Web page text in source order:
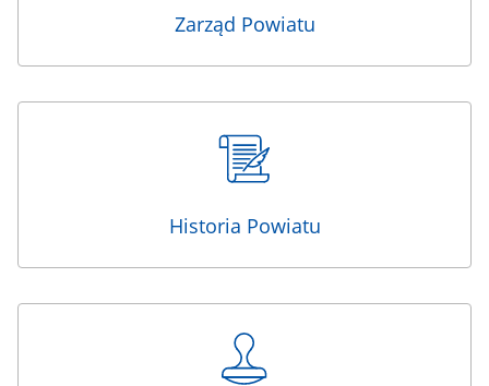
Zarząd Powiatu
Historia Powiatu